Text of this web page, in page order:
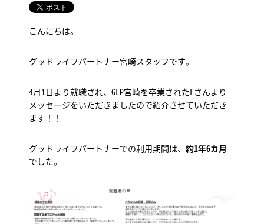
こんにちは。
グッドライフパートナー宮崎スタッフです。
4月1日より就職され、GLP宮崎を卒業されたFさんより
メッセージをいただきましたので紹介させていただき
ます！！
グッドライフパートナーでの利用期間は、約1年6カ月
でした。